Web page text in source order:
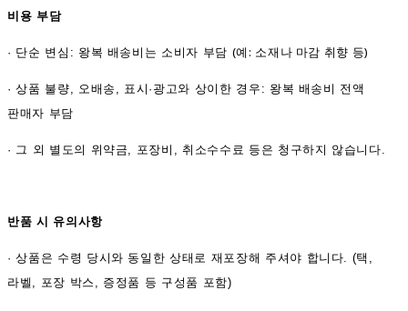
비용 부담
· 단순 변심: 왕복 배송비는 소비자 부담 (예: 소재나 마감 취향 등)
·상품 불량, 오배송, 표시·광고와 상이한 경우: 왕복 배송비 전액
판매자 부담
· 그 외 별도의 위약금, 포장비, 취소수수료 등은 청구하지 않습니다.
반품 시 유의사항
·상품은 수령 당시와 동일한 상태로 재포장해 주셔야 합니다. (택,
라벨, 포장 박스, 증정품 등 구성품 포함)